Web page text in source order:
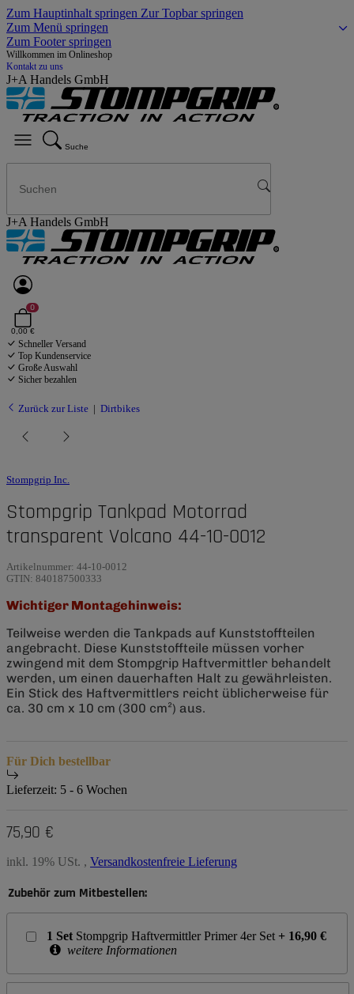
Zum Hauptinhalt springen Zur Topbar springen
Zum Menü springen
Zum Footer springen
Willkommen im Onlineshop
Kontakt zu uns
J+A Handels GmbH
Suche
J+A Handels GmbH
0
0,00 €
Schneller Versand
Top Kundenservice
Große Auswahl
Sicher bezahlen
Zurück zur Liste Dirtbikes
Stompgrip Inc.
Stompgrip Tankpad Motorrad
transparent Volcano 44-10-0012
Artikelnummer: 44-10-0012
GTIN: 840187500333
Wichtiger Montagehinweis:
Teilweise werden die Tankpads auf Kunststoffteilen
angebracht. Diese Kunststoffteile müssen vorher
zwingend mit dem Stompgrip Haftvermittler behandelt
werden, um einen dauerhaften Halt zu gewährleisten.
Ein Stick des Haftvermittlers reicht üblicherweise für
ca. 30 cm x 10 cm (300 cm²) aus.
Für Dich bestellbar
Lieferzeit: 5 - 6 Wochen
75,90 €
inkl. 19% USt. , Versandkostenfreie Lieferung
Zubehör zum Mitbestellen:
1 Set Stompgrip Haftvermittler Primer 4er Set + 16,90 €
weitere Informationen